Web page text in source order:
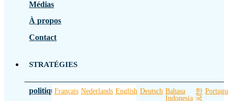
Médias
À propos
Contact
STRATÉGIES
politique de confidentialité
Français Nederlands English Deutsch Bahasa
Indonesia
한
국